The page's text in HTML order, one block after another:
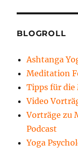
BLOGROLL
Ashtanga
Meditation
Tipps für
Video
Vorträge zu
Podcast
Yoga